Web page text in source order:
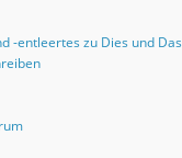
-entleertes zu Dies und Das